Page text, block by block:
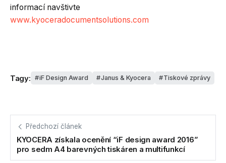
informací navštivte
www.kyoceradocumentsolutions.com
Tagy: iF Design Award Janus & Kyocera Tiskové zprávy
Předchozí článek
KYOCERA získala ocenění “iF design award 2016”
pro sedm A4 barevných tiskáren a multifunkcí